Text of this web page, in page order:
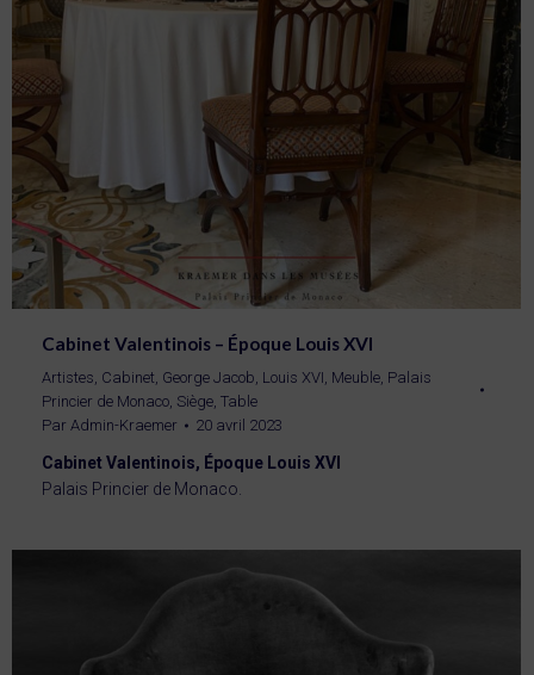
Cabinet Valentinois – Époque Louis XVI
Artistes, Cabinet, George Jacob, Louis XVI, Meuble, Palais
Princier de Monaco, Siège, Table
Par Admin-Kraemer 20 avril 2023
Cabinet Valentinois, Époque Louis XVI
Palais Princier de Monaco.